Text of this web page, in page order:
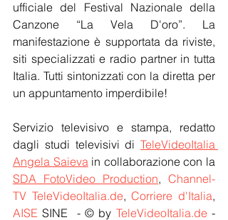
ufficiale del Festival Nazionale della
Canzone “La Vela D'oro”. La
manifestazione è supportata da riviste,
siti specializzati e radio partner in tutta
Italia. Tutti sintonizzati con la diretta per
un appuntamento imperdibile!
Servizio televisivo e stampa, redatto
dagli studi televisivi di TeleVideoItalia
Angela Saieva
SDA FotoVideo Production, Channel-
TV TeleVideoItalia.de, Corriere d'Italia
AISE SINE  - © by TeleVideoItalia.de -